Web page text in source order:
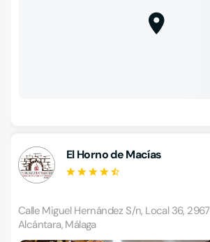
El Horno de Macías
Calle Miguel Hernández S/n, Local 36,
Alcántara, Málaga